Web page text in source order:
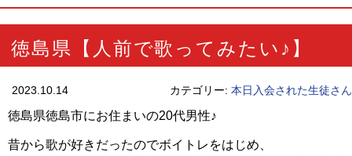
徳島県【人前で歌ってみたい♪】
2023.10.14 カテゴリー: 本日入会された生徒さん
徳島県徳島市にお住まいの20代男性♪
昔から歌が好きだったのでボイトレをはじめ、